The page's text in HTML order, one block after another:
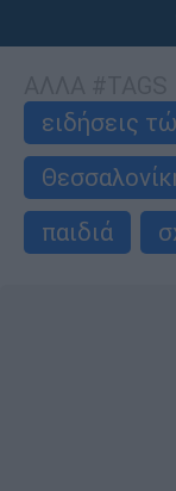
ειδήσεις
παιδιά